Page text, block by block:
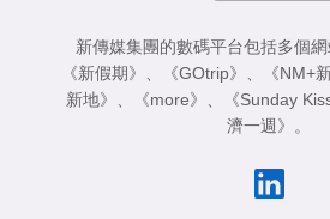
新傳媒集團的數碼平台包括多個
《新假期》 、 《GOtrip》 、 《NM+
新地》 、 《more》 、 《Sunday
濟一週》 。